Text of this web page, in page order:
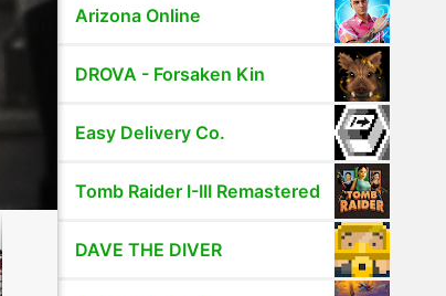
Arizona Online
DROVA - Forsaken Kin
Easy Delivery Co.
Tomb Raider I-III Remastered
DAVE THE DIVER